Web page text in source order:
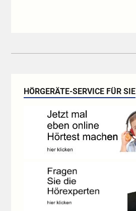
HÖRGERÄTE-SERVICE FÜR SIE